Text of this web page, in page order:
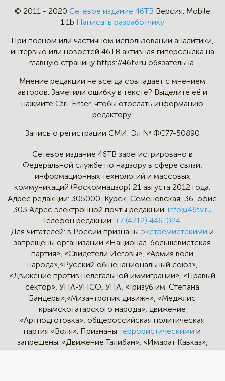
© 2011 - 2020 Сетевое издание 46ТВ Версия: Mobile
1.1b Написать разработчику
При полном или частичном использовании аналитики,
интервью или новостей 46TB активная гиперссылка на
главную страницу https://46tv.ru обязательна.
Мнение редакции не всегда совпадает с мнением
авторов. Заметили ошибку в тексте? Выделите её и
нажмите Ctrl-Enter, чтобы отослать информацию
редактору.
Запись о регистрации СМИ: Эл № ФС77-50890
Сетевое издание 46ТВ зарегистрировано в
Федеральной службе по надзору в сфере связи,
информационных технологий и массовых
коммуникаций (Роскомнадзор) 21 августа 2012 года.
Адрес редакции: 305000, Курск, Семёновская, 36, офис
303 Адрес электронной почты редакции: info@46tv.ru
Телефон редакции: +7 (4712) 446-024
Для читателей: в России признаныэкстремистскими и
запрещены организации «Национал-большевистская
партия», «Свидетели Иеговы», «Армия воли
народа»,«Русский общенациональный союз»,
«Движение против нелегальной иммиграции», «Правый
сектор», УНА-УНСО, УПА, «Тризуб им. Степана
Бандеры»,«Мизантропик дивижн», «Меджлис
крымскотатарского народа», движение
«Артподготовка», общероссийская политическая
партия «Воля». Признанытеррористическими и
запрещены: «Движение Талибан», «Имарат Кавказ»,